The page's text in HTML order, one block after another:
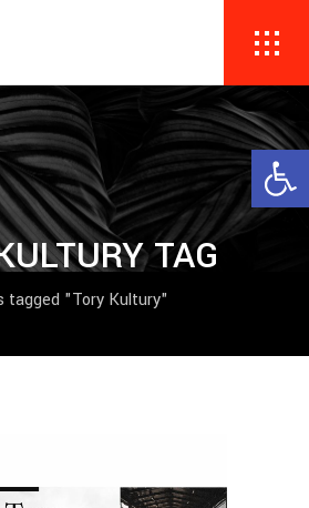
TAG
tagged "Tory Kultury"